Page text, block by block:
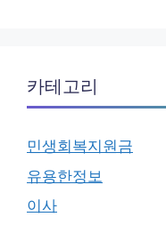
카테고리
민생회복지원금
유용한정보
이사